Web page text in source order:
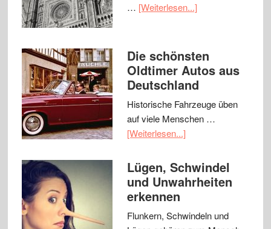
… [Weiterlesen...]
Die schönsten
Oldtimer Autos aus
Deutschland
Historische Fahrzeuge üben
auf viele Menschen …
[Weiterlesen...]
Lügen, Schwindel
und Unwahrheiten
erkennen
Flunkern, Schwindeln und